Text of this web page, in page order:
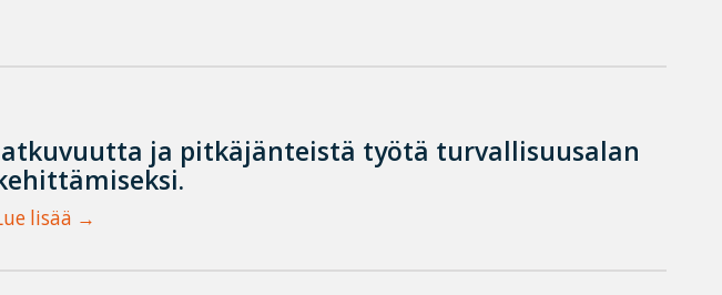
ja pitkäjänteistä työtä turvallisuusalan
lisää